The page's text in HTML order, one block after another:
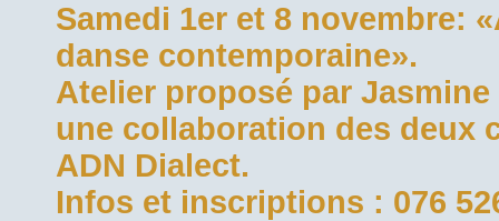
Samedi 1er et 8 novembre:
danse contemporaine».
Atelier proposé par
une collaboration des deux
ADN Dialect.
Infos et inscriptions : 076